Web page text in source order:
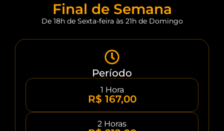
Final de Semana
De 18h de Sexta-feira às 21h de Domingo
Período
1 Hora
R$ 167,00
2 Horas